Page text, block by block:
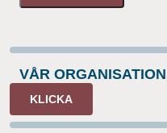
VÅR ORGANISATION
KLICKA